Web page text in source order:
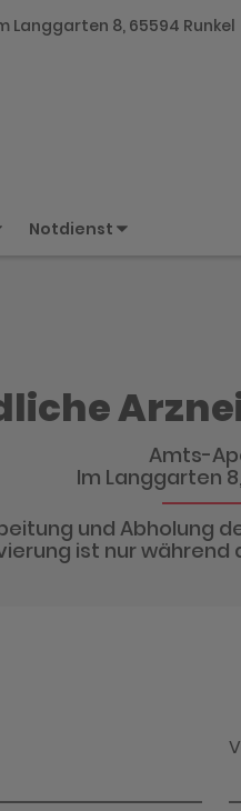
Langgarten 8, 65594 Runkel
Notdienst
Amts-
Im Langgarten
und Abholung
ist nur